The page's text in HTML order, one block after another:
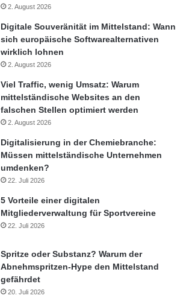
2. August 2026
Digitale Souveränität im Mittelstand: Wann
sich europäische Softwarealternativen
wirklich lohnen
2. August 2026
Viel Traffic, wenig Umsatz: Warum
mittelständische Websites an den
falschen Stellen optimiert werden
2. August 2026
Digitalisierung in der Chemiebranche:
Müssen mittelständische Unternehmen
umdenken?
22. Juli 2026
5 Vorteile einer digitalen
Mitgliederverwaltung für Sportvereine
22. Juli 2026
Spritze oder Substanz? Warum der
Abnehmspritzen-Hype den Mittelstand
gefährdet
20. Juli 2026